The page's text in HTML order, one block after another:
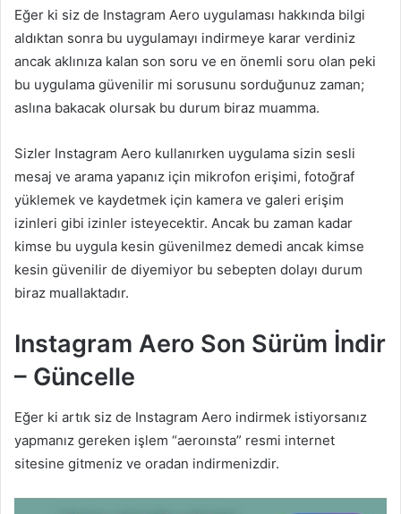
Eğer ki siz de Instagram Aero uygulaması hakkında bilgi
aldıktan sonra bu uygulamayı indirmeye karar verdiniz
ancak aklınıza kalan son soru ve en önemli soru olan peki
bu uygulama güvenilir mi sorusunu sorduğunuz zaman;
aslına bakacak olursak bu durum biraz muamma.
Sizler Instagram Aero kullanırken uygulama sizin sesli
mesaj ve arama yapanız için mikrofon erişimi, fotoğraf
yüklemek ve kaydetmek için kamera ve galeri erişim
izinleri gibi izinler isteyecektir. Ancak bu zaman kadar
kimse bu uygula kesin güvenilmez demedi ancak kimse
kesin güvenilir de diyemiyor bu sebepten dolayı durum
biraz muallaktadır.
Instagram Aero Son Sürüm İndir
– Güncelle
Eğer ki artık siz de Instagram Aero indirmek istiyorsanız
yapmanız gereken işlem “aeroınsta” resmi internet
sitesine gitmeniz ve oradan indirmenizdir.